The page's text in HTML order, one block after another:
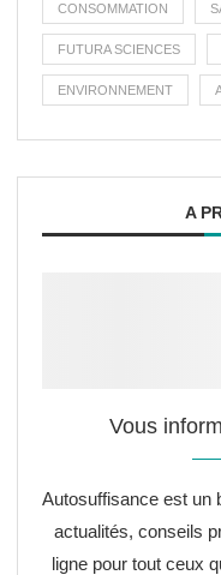
CONSOMMATION
FUTURA SCIENCES
ENVIRONNEMENT
A
Vous
Autosuffisance est un
actualités, conseils
ligne pour tout ceux